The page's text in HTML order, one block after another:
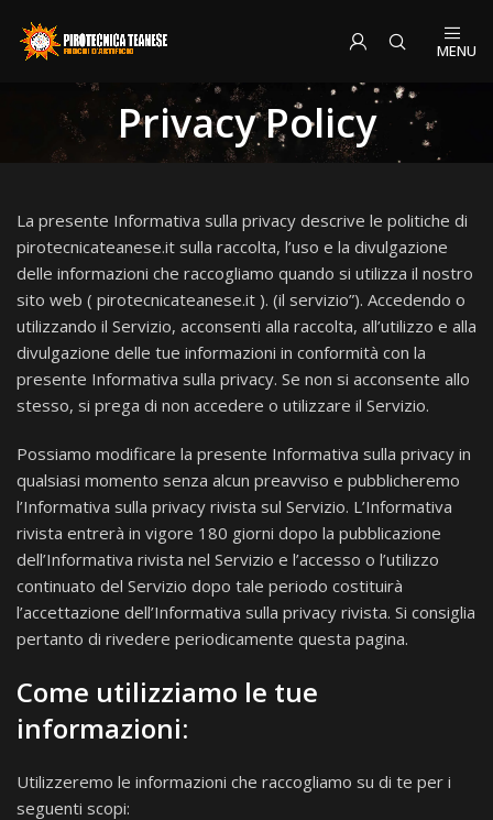
MENU
Privacy Policy
La presente Informativa sulla privacy descrive le politiche di
pirotecnicateanese.it sulla raccolta, l’uso e la divulgazione
delle informazioni che raccogliamo quando si utilizza il nostro
sito web ( pirotecnicateanese.it ). (il servizio”). Accedendo o
utilizzando il Servizio, acconsenti alla raccolta, all’utilizzo e alla
divulgazione delle tue informazioni in conformità con la
presente Informativa sulla privacy. Se non si acconsente allo
stesso, si prega di non accedere o utilizzare il Servizio.
Possiamo modificare la presente Informativa sulla privacy in
qualsiasi momento senza alcun preavviso e pubblicheremo
l’Informativa sulla privacy rivista sul Servizio. L’Informativa
rivista entrerà in vigore 180 giorni dopo la pubblicazione
dell’Informativa rivista nel Servizio e l’accesso o l’utilizzo
continuato del Servizio dopo tale periodo costituirà
l’accettazione dell’Informativa sulla privacy rivista. Si consiglia
pertanto di rivedere periodicamente questa pagina.
Come utilizziamo le tue
informazioni:
Utilizzeremo le informazioni che raccogliamo su di te per i
seguenti scopi: